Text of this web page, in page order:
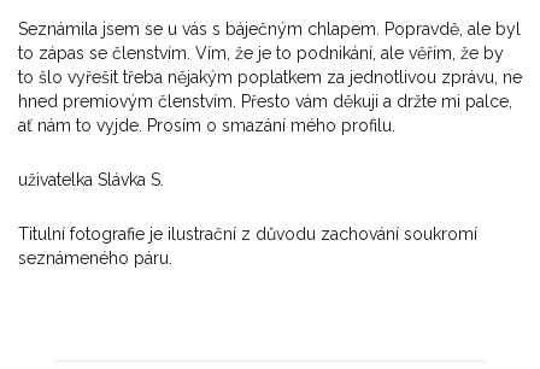
Seznámila jsem se u vás s báječným chlapem. Popravdě, ale byl
to zápas se členstvím. Vím, že je to podnikání, ale věřím, že by
to šlo vyřešit třeba nějakým poplatkem za jednotlivou zprávu, ne
hned premiovým členstvím. Přesto vám děkuji a držte mi palce,
ať nám to vyjde. Prosím o smazání mého profilu.
uživatelka Slávka S.
Titulní fotografie je ilustrační z důvodu zachování soukromí
seznámeného páru.